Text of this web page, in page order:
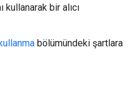
kullanarak bir alıcı
bölümündeki şartlara